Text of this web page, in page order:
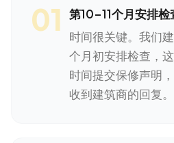
01 第10-11个月安排检
时间很关键。我们
个月初安排检查，
时间提交保修声明
收到建筑商的回复。